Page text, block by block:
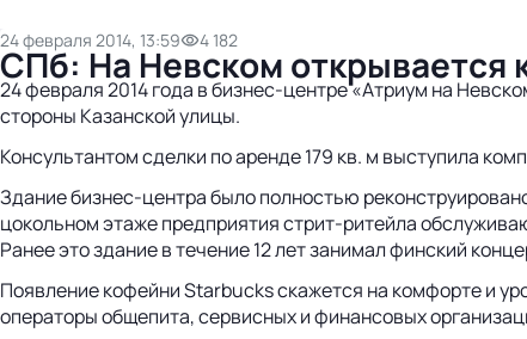
24 февраля 2014, 13:59 4 182
СПб: На Невском открывается
24 февраля 2014 года в бизнес-центре «Атриум на
стороны Казанской улицы.
Консультантом сделки по аренде 179 кв. м выступила
Здание бизнес-центра было полностью
цокольном этаже предприятия стрит-ритейла
Ранее это здание в течение 12 лет занимал финский
Появление кофейни Starbucks скажется на комфорте и
операторы общепита, сервисных и финансовых